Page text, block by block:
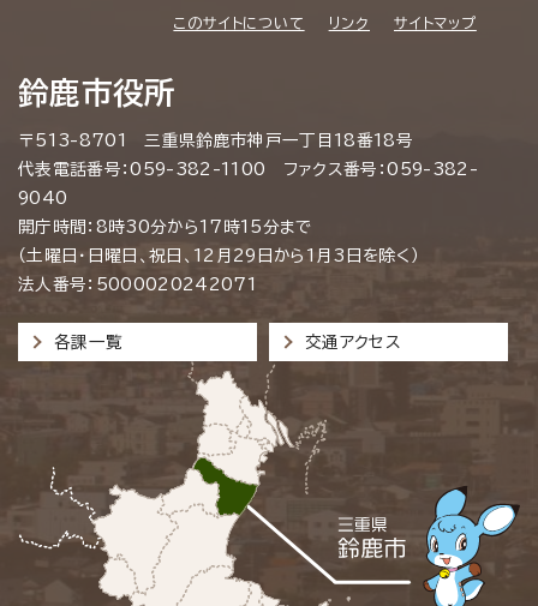
このサイトについて リンク サイトマップ
鈴鹿市役所
〒513-8701 三重県鈴鹿市神戸一丁目18番18号
代表電話番号：059-382-1100 ファクス番号：059-382-
9040
開庁時間：8時30分から17時15分まで
（土曜日・日曜日、祝日、12月29日から1月3日を除く）
法人番号：5000020242071
各課一覧 交通アクセス